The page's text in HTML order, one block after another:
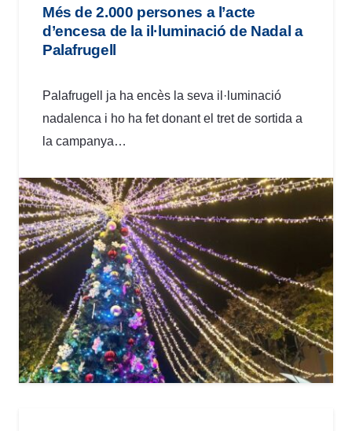
Més de 2.000 persones a l’acte
d’encesa de la il·luminació de Nadal a
Palafrugell
Palafrugell ja ha encès la seva il·luminació
nadalenca i ho ha fet donant el tret de sortida a
la campanya…